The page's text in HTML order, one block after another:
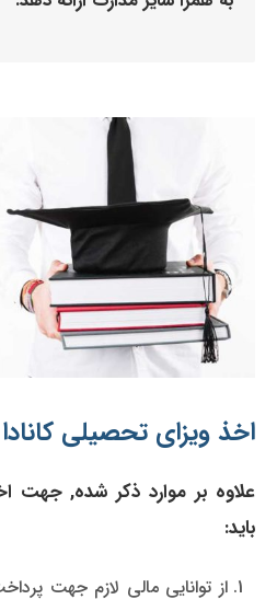
اخذ ویزای تحصیلی
علاوه بر موارد ذکر شده, جهت
باید:
از توانایی مالی لازم جهت